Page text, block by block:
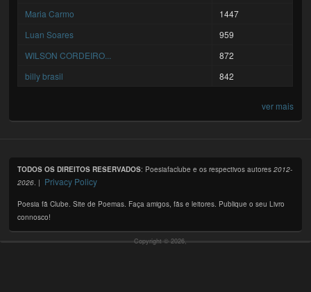
Maria Carmo
1447
Luan Soares
959
WILSON CORDEIRO...
872
billy brasil
842
ver mais
TODOS OS DIREITOS RESERVADOS: Poesiafaclube e os respectivos autores2012-
2026. | Privacy Policy
Poesia fã Clube. Site de Poemas. Faça amigos, fãs e leitores. Publique o seu Livro
connosco!
Copyright © 2026,